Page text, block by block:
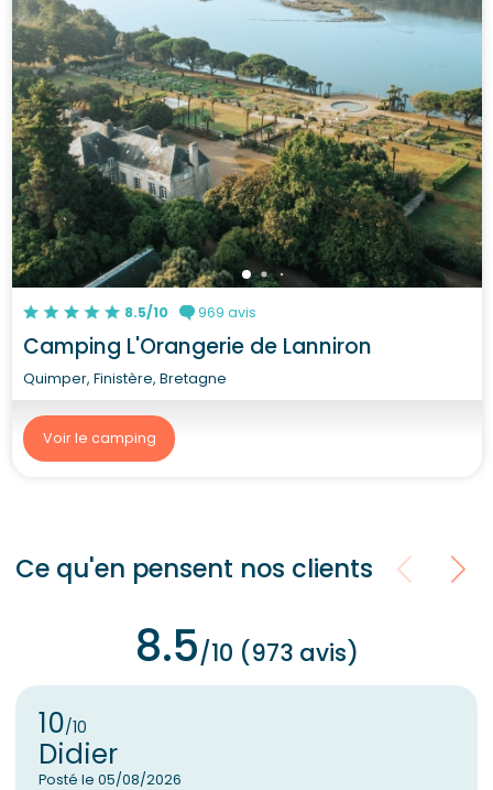
8.5/10 969 avis
Camping L'Orangerie de Lanniron
Quimper, Finistère, Bretagne
Voir le camping
Ce qu'en pensent nos clients
8.5/10 (973 avis)
10/10
Didier
Posté le 05/08/2026